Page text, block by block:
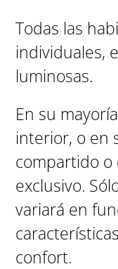
Todas las
individuales,
luminosas.
En su
interior, o en
compartido
exclusivo.
variará en
confort.